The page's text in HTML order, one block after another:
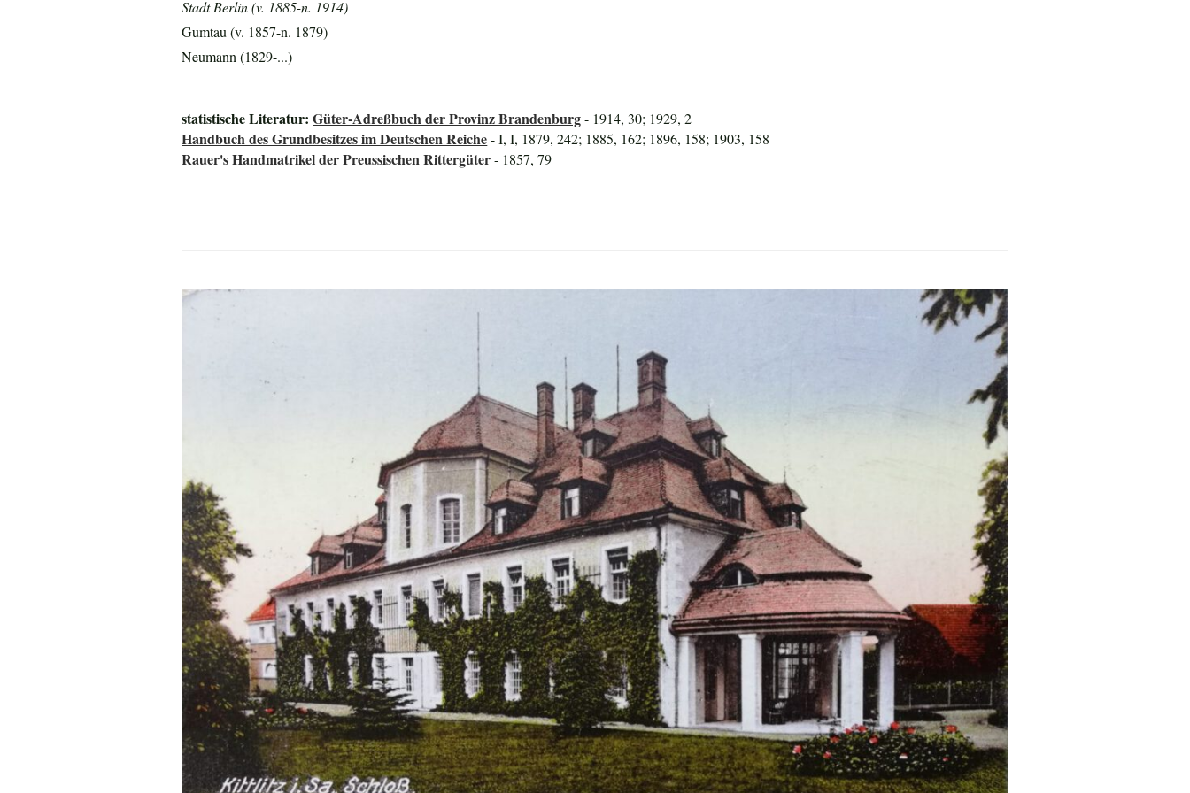
Stadt Berlin (v. 1885-n. 1914)
Gumtau (v. 1857-n. 1879)
Neumann (1829-...)
statistische Literatur:Güter-Adreßbuch der Provinz Brandenburg- 1914, 30; 1929, 2
Handbuch des Grundbesitzes im Deutschen Reiche- I, I, 1879, 242; 1885, 162; 1896, 158; 1903, 158
Rauer's Handmatrikel der Preussischen Rittergüter- 1857, 79